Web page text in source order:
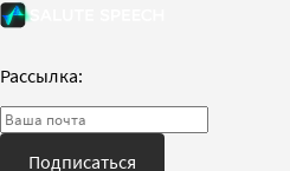
Рассылка:
Подписаться